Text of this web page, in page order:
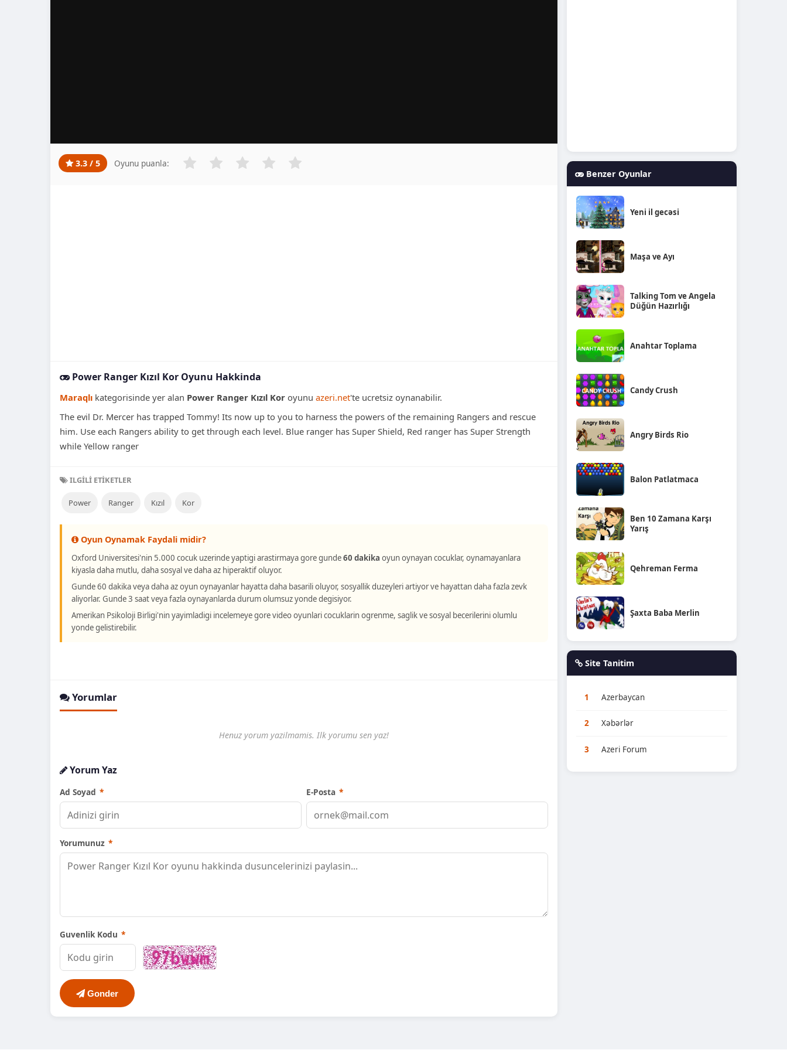
3.3 / 5 Oyunu puanla:
Power Ranger Kızıl Kor Oyunu Hakkinda
Maraqlı kategorisinde yer alan Power Ranger Kızıl Kor oyunu azeri.net'te ucretsiz oynanabilir.
The evil Dr. Mercer has trapped Tommy! Its now up to you to harness the powers of the remaining Rangers and rescue
him. Use each Rangers ability to get through each level. Blue ranger has Super Shield, Red ranger has Super Strength
while Yellow ranger
ILGILI ETIKETLER
Power Ranger Kızıl Kor
Oyun Oynamak Faydali midir?
Oxford Universitesi'nin 5.000 cocuk uzerinde yaptigi arastirmaya gore gunde60 dakika oyun oynayan cocuklar, oynamayanlara
kiyasla daha mutlu, daha sosyal ve daha az hiperaktif oluyor.
Gunde 60 dakika veya daha az oyun oynayanlar hayatta daha basarili oluyor, sosyallik duzeyleri artiyor ve hayattan daha fazla zevk
aliyorlar. Gunde 3 saat veya fazla oynayanlarda durum olumsuz yonde degisiyor.
Amerikan Psikoloji Birligi'nin yayimladigi incelemeye gore video oyunlari cocuklarin ogrenme, saglik ve sosyal becerilerini olumlu
yonde gelistirebilir.
Yorumlar
Henuz yorum yazilmamis. Ilk yorumu sen yaz!
Yorum Yaz
Ad Soyad * E-Posta *
Yorumunuz *
Guvenlik Kodu *
Gonder
Benzer Oyunlar
Yeni il gecəsi
Maşa ve Ayı
Talking Tom ve Angela
Düğün Hazırlığı
Anahtar Toplama
Candy Crush
Angry Birds Rio
Balon Patlatmaca
Ben 10 Zamana Karşı
Yarış
Qehreman Ferma
Şaxta Baba Merlin
Site Tanitim
1 Azerbaycan
2 Xəbərlər
3 Azeri Forum